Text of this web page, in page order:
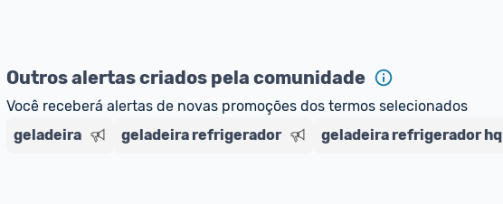
Outros alertas criados pela comunidade
Você receberá alertas de novas promoções dos termos selecionados
geladeira
geladeira refrigerador geladeira refrigerador hq